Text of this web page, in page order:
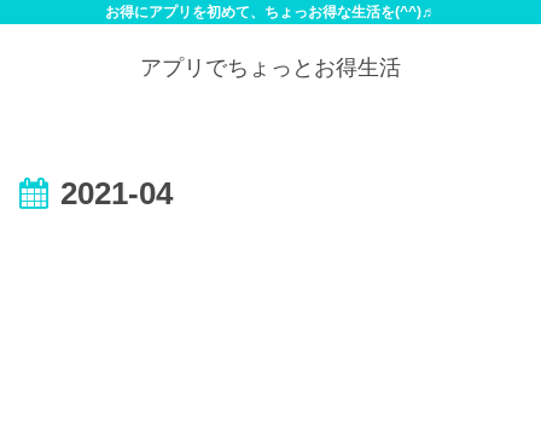
お得にアプリを初めて、ちょっお得な生活を(^^)♬
アプリでちょっとお得生活
2021-04